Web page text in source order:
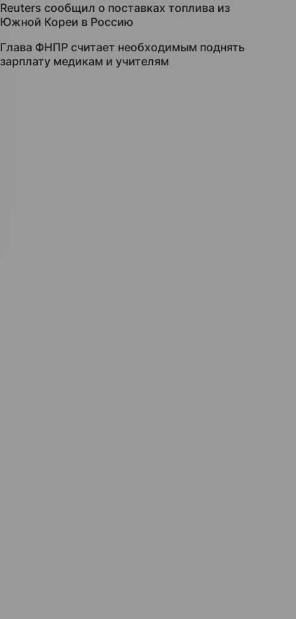
Reuters сообщил о поставках топлива из
Южной Кореи в Россию
Глава ФНПР считает необходимым поднять
зарплату медикам и учителям